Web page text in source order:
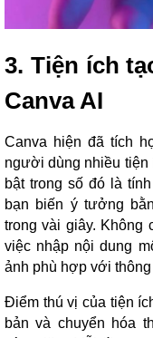
3. Tiện ích
Canva AI
Canva hiện đã tích
người dùng nhiều tiện
bật trong số đó là
bạn biến ý tưởng
trong vài giây. Không
việc nhập nội dung
ảnh phù hợp với
Điểm thú vị của tiện
bản và chuyển hóa